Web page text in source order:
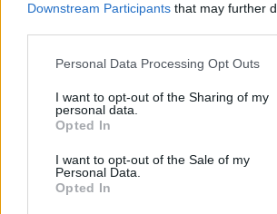
Downstream Participants that may further
Personal Data Processing Opt Outs
I want to opt-out of the Sharing of my
personal data.
Opted In
I want to opt-out of the Sale of my
Personal Data.
Opted In
• Αχαΐα, Αρκαδία, Ηλεία, Ξάνθη και
Ιονίου.
*Πηγή:ertnews.gr